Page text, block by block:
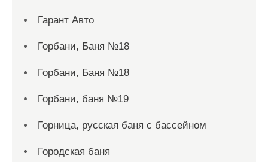
Гарант Авто
Горбани, Баня №18
Горбани, Баня №18
Горбани, баня №19
Горница, русская баня с бассейном
Городская баня